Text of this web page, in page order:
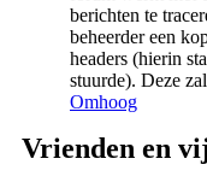
berichten te
beheerder een
headers (hierin
stuurde). Deze
Omhoog
Vrienden en